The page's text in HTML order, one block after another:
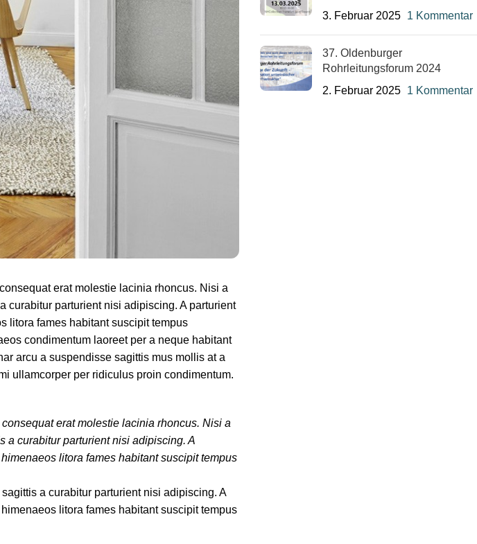
erat molestie lacinia rhoncus. Nisi a
curabitur parturient nisi adipiscing. A parturient
litora fames habitant suscipit tempus
condimentum laoreet per a neque habitant
arcu a suspendisse sagittis mus mollis at a
ullamcorper per ridiculus proin condimentum.
erat molestie lacinia rhoncus. Nisi a
a curabitur parturient nisi adipiscing. A
litora fames habitant suscipit tempus
a curabitur parturient nisi adipiscing. A
litora fames habitant suscipit tempus
3. Februar 2025
1 Kommentar
37. Oldenburger
Rohrleitungsforum 2024
2. Februar 2025
1 Kommentar